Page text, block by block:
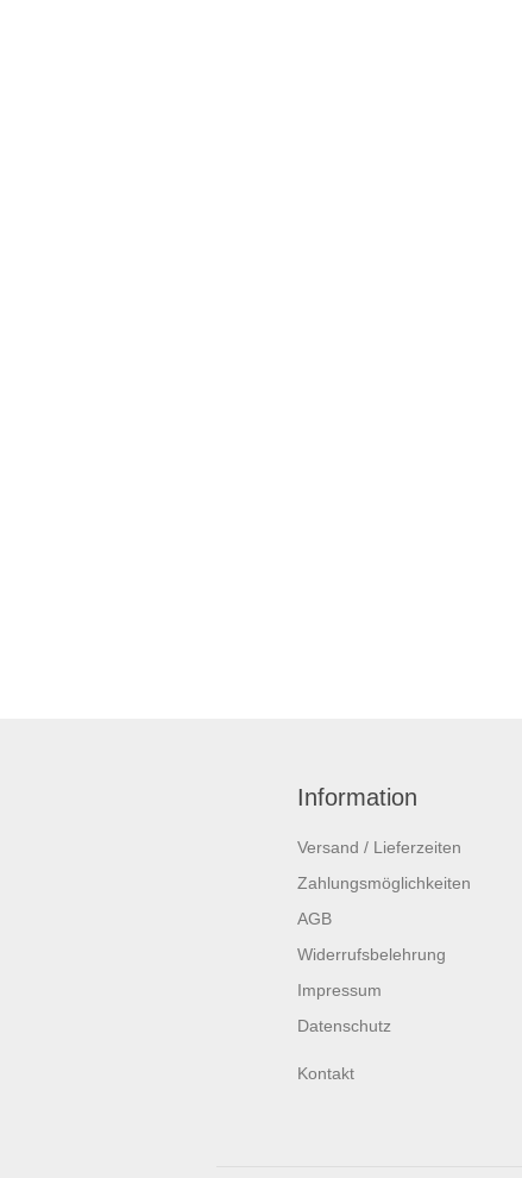
Information
Versand / Lieferzeiten
Zahlungsmöglichkeiten
AGB
Widerrufsbelehrung
Impressum
Datenschutz
Kontakt